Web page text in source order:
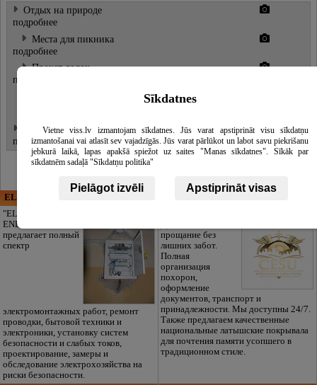
Отдых на природе
подробнее
Места для пикника
подробнее
Прокат лодок
подробнее
Места для палаток
подробнее
ELECTRIC ENERGY
"ELECTRIC
ENERGY Kandava"
предлагает полный
спектр
электромонтажных работ, ремонт
проводки, бытовой техники и
электроники, установку систем
безопасности и слабых токов,
проектирование, замеры и
обследование электрохозяйства на
риски безопасности.
прощание без
лишних забот.
Полная
организация
похорон,
оформление
документов, транспорт и
принадлежности. Мы доступны 24/7.
Также предлагаем качественные
национальные латышские покрывала
для почтения памяти усопшего в
традиционном стиле.
Sīkdatnes
Vietne viss.lv izmantojam sīkdatnes. Jūs varat apstiprināt visu sīkdatņu
izmantošanai vai atlasīt sev vajadzīgās. Jūs varat pārlūkot un labot savu piekrišanu
jebkurā laikā, lapas apakšā spiežot uz saites "Manas sīkdatnes". Sīkāk par
sīkdatnēm sadaļā "Sīkdatņu politika"
Pielāgot izvēli Apstiprināt visas